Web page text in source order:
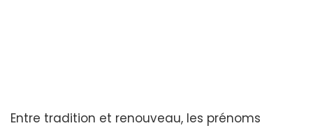
Entre tradition et renouveau, les prénoms